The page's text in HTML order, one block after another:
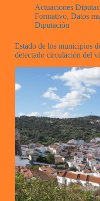
Actuaciones
Formativo, Datos
Diputación
Estado de los municipios
detectado circulación del